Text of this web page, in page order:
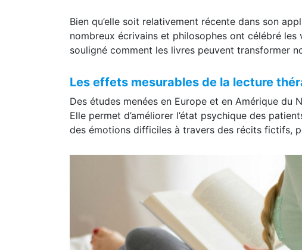
Bien qu’elle soit relativement récente dans son
nombreux écrivains et philosophes ont célébré
souligné comment les livres peuvent transformer
Les effets mesurables de la lecture
Des études menées en Europe et en Amérique
Elle permet d’améliorer l’état psychique des
des émotions difficiles à travers des récits fictifs,